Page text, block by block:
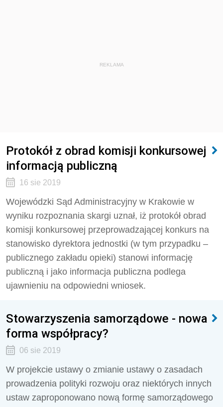
REKLAMA
Protokół z obrad komisji konkursowej
informacją publiczną
16 sie 2019
Wojewódzki Sąd Administracyjny w Krakowie w
wyniku rozpoznania skargi uznał, iż protokół obrad
komisji konkursowej przeprowadzającej konkurs na
stanowisko dyrektora jednostki (w tym przypadku –
publicznego zakładu opieki) stanowi informację
publiczną i jako informacja publiczna podlega
ujawnieniu na odpowiedni wniosek.
Stowarzyszenia samorządowe - nowa
forma współpracy?
06 sie 2019
W projekcie ustawy o zmianie ustawy o zasadach
prowadzenia polityki rozwoju oraz niektórych innych
ustaw zaproponowano nową formę samorządowego